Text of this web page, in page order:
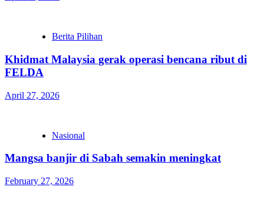
Berita Pilihan
Khidmat Malaysia gerak operasi bencana ribut di
FELDA
April 27, 2026
Nasional
Mangsa banjir di Sabah semakin meningkat
February 27, 2026